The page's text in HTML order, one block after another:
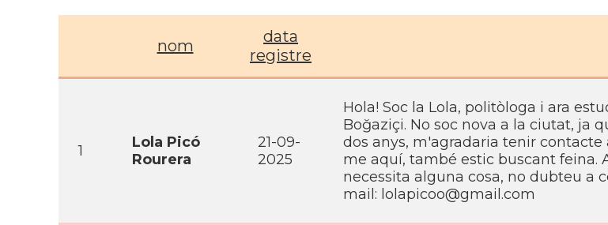
nom
data
registre
1
Lola Picó
Rourera
21-09-
2025
Hola! Soc la Lola, politòloga i ara
Boğaziçi. No soc nova a la ciutat, ja
dos anys, m'agradaria tenir
me aquí, també estic buscant feina.
necessita alguna cosa, no dubteu a
mail: lolapicoo@gmail.com